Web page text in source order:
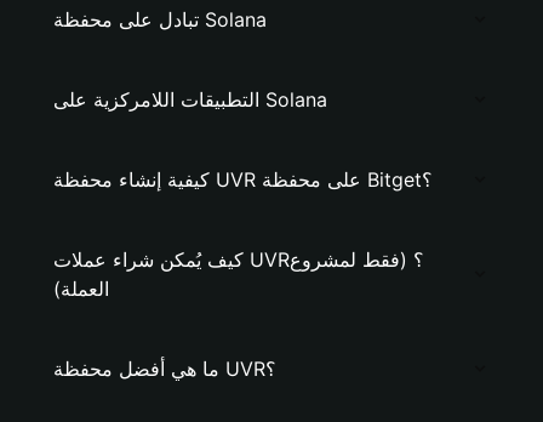
تبادل على محفظة Solana
التطبيقات اللامركزية على Solana
كيفية إنشاء محفظة UVR على محفظة Bitget؟
كيف يُمكن شراء عملات UVR؟ (فقط لمشروع
العملة)
ما هي أفضل محفظة UVR؟